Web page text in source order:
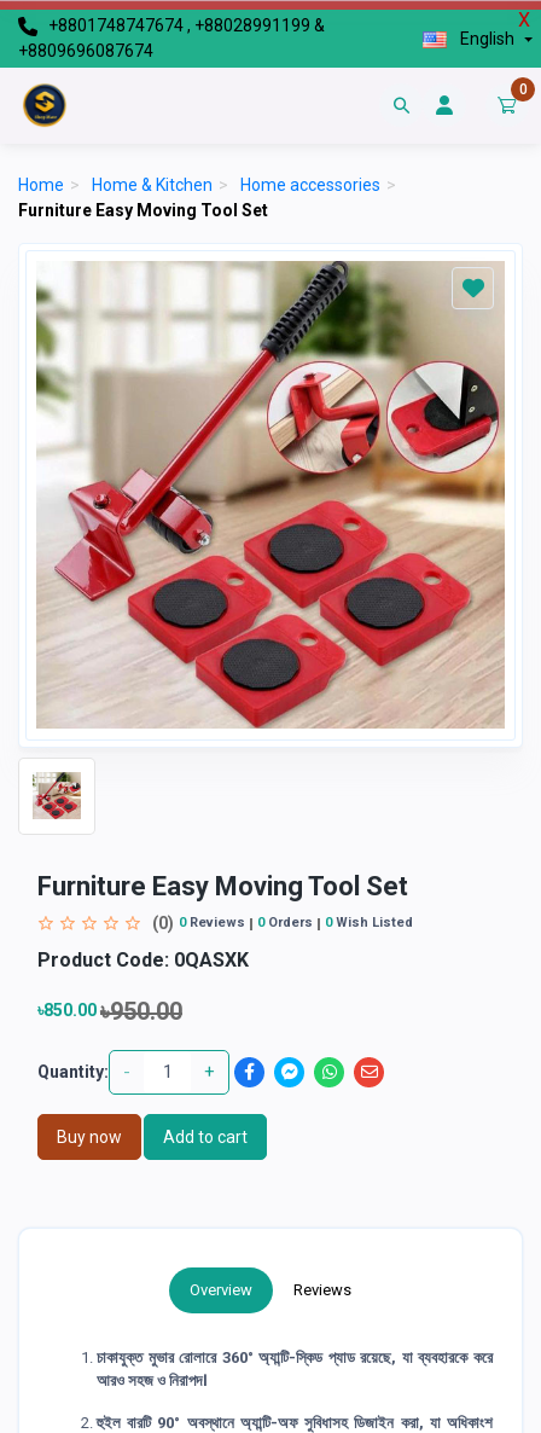
X
+8801748747674 , +88028991199 &
+8809696087674
English
0
Home > Home & Kitchen > Home accessories >
Furniture Easy Moving Tool Set
Furniture Easy Moving Tool Set
(0) 0Reviews 0Orders 0Wish Listed
Product Code: 0QASXK
৳850.00৳950.00
Quantity: - +
Buy now Add to cart
Overview Reviews
চাকাযুক্ত মুভার রোলারে 360° অ্যান্টি-স্কিড প্যাড রয়েছে, যা ব্যবহারকে করে
আরও সহজ ও নিরাপদ।
হুইল বারটি 90° অবস্থানে অ্যান্টি-অফ সুবিধাসহ ডিজাইন করা, যা অধিকাংশ